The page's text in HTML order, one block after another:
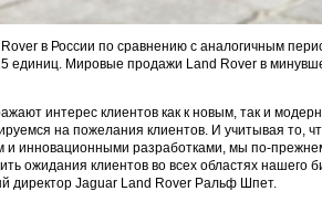
в России по сравнению с аналогичным
единиц. Мировые продажи Land Rover в
интерес клиентов как к новым, так и
на пожелания клиентов. И учитывая то,
и инновационными разработками, мы по-
ожидания клиентов во всех областях нашего
директор Jaguar Land Rover Ральф Шпет.